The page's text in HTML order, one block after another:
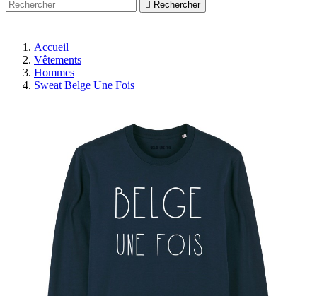
 Rechercher
Accueil
Vêtements
Hommes
Sweat Belge Une Fois